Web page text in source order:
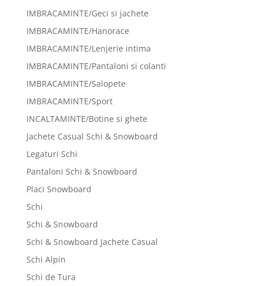
IMBRACAMINTE/Geci si jachete
IMBRACAMINTE/Hanorace
IMBRACAMINTE/Lenjerie intima
IMBRACAMINTE/Pantaloni si colanti
IMBRACAMINTE/Salopete
IMBRACAMINTE/Sport
INCALTAMINTE/Botine si ghete
Jachete Casual Schi & Snowboard
Legaturi Schi
Pantaloni Schi & Snowboard
Placi Snowboard
Schi
Schi & Snowboard
Schi & Snowboard Jachete Casual
Schi Alpin
Schi de Tura